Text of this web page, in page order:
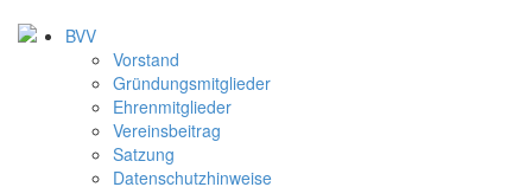
BVV
Vorstand
Gründungsmitglieder
Ehrenmitglieder
Vereinsbeitrag
Satzung
Datenschutzhinweise